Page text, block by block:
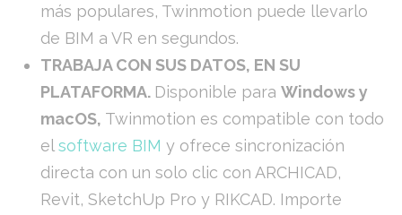
más populares, Twinmotion puede llevarlo
de BIM a VR en segundos.
TRABAJA CON SUS DATOS, EN SU
PLATAFORMA. Disponible para Windows y
macOS, Twinmotion es compatible con todo
el software BIM y ofrece sincronización
directa con un solo clic con ARCHICAD,
Revit, SketchUp Pro y RIKCAD. Importe